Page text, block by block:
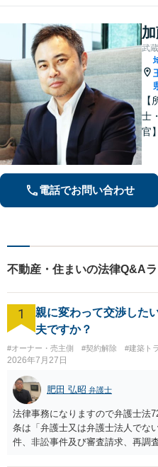
武
士
官
電話でお問い合わせ
不動産・住まいの法律Q&A
1
親に変わって交渉した
夫ですか？
#オーナー・売主側 #契約解除 #建築ト
2026年7月27日
肥田 弘昭 弁護士
法律事務になりますので弁護士法
条は「弁護士又は弁護士法人でな
件、非訟事件及び審査請求、再調